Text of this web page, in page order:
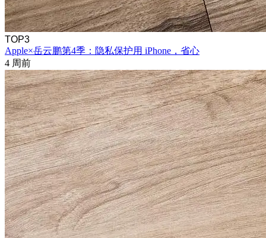
TOP3
Apple×岳云鹏第4季：隐私保护用 iPhone，省心
4 周前